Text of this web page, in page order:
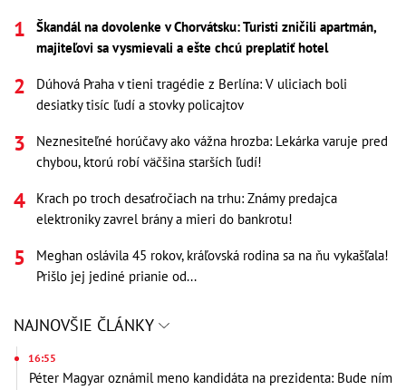
Škandál na dovolenke v Chorvátsku: Turisti zničili apartmán,
majiteľovi sa vysmievali a ešte chcú preplatiť hotel
Dúhová Praha v tieni tragédie z Berlína: V uliciach boli
desiatky tisíc ľudí a stovky policajtov
Neznesiteľné horúčavy ako vážna hrozba: Lekárka varuje pred
chybou, ktorú robí väčšina starších ľudí!
Krach po troch desaťročiach na trhu: Známy predajca
elektroniky zavrel brány a mieri do bankrotu!
Meghan oslávila 45 rokov, kráľovská rodina sa na ňu vykašľala!
Prišlo jej jediné prianie od...
NAJNOVŠIE ČLÁNKY
16:55
Péter Magyar oznámil meno kandidáta na prezidenta: Bude ním